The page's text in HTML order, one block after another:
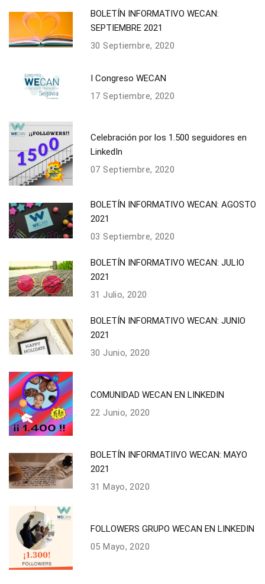
BOLETÍN INFORMATIVO WECAN:
SEPTIEMBRE 2021
30 Septiembre, 2020
I Congreso WECAN
17 Septiembre, 2020
Celebración por los 1.500 seguidores en
LinkedIn
07 Septiembre, 2020
BOLETÍN INFORMATIVO WECAN: AGOSTO
2021
03 Septiembre, 2020
BOLETÍN INFORMATIVO WECAN: JULIO
2021
31 Julio, 2020
BOLETÍN INFORMATIVO WECAN: JUNIO
2021
30 Junio, 2020
COMUNIDAD WECAN EN LINKEDIN
22 Junio, 2020
BOLETÍN INFORMATIIVO WECAN: MAYO
2021
31 Mayo, 2020
FOLLOWERS GRUPO WECAN EN LINKEDIN
05 Mayo, 2020